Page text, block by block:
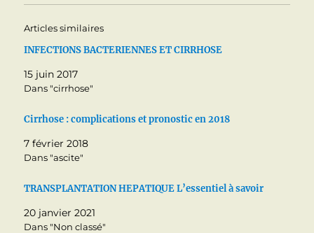
Articles similaires
INFECTIONS BACTERIENNES ET CIRRHOSE
15 juin 2017
Dans "cirrhose"
Cirrhose : complications et pronostic en 2018
7 février 2018
Dans "ascite"
TRANSPLANTATION HEPATIQUE L’essentiel à savoir
20 janvier 2021
Dans "Non classé"